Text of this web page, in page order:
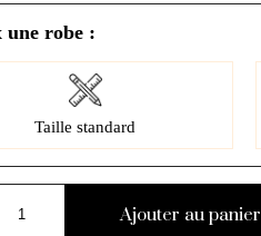
une robe :
Taille standard
Ajouter au panier